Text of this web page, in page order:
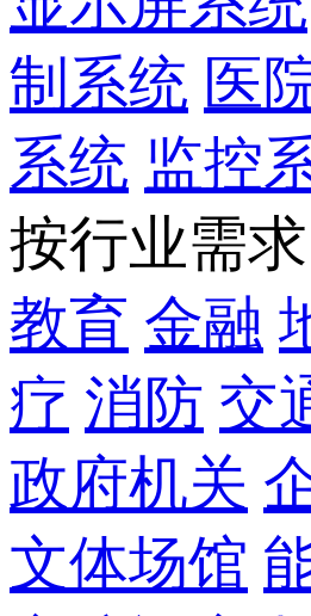
制系统 医
系统 监控
按行业需求
教育 金融
疗 消防 交
政府机关
文体场馆